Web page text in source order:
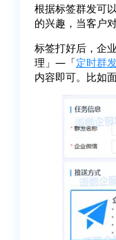
根据标签群发可
的兴趣，当客户
标签打好后，企
理」—「定时群
内容即可。比如